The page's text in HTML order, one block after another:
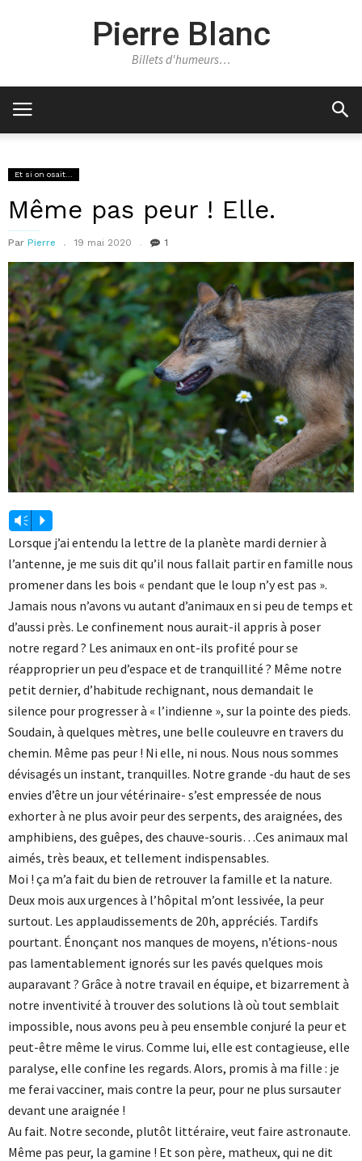
Pierre Blanc
Billets d'humeurs…
Et si on osait...
Même pas peur ! Elle.
Par Pierre 19 mai 2020 1
Vm P
Lorsque j’ai entendu la lettre de la planète mardi dernier à
l’antenne, je me suis dit qu’il nous fallait partir en famille nous
promener dans les bois « pendant que le loup n’y est pas ».
Jamais nous n’avons vu autant d’animaux en si peu de temps et
d’aussi près. Le confinement nous aurait-il appris à poser
notre regard ? Les animaux en ont-ils profité pour se
réapproprier un peu d’espace et de tranquillité ? Même notre
petit dernier, d’habitude rechignant, nous demandait le
silence pour progresser à « l’indienne », sur la pointe des pieds.
Soudain, à quelques mètres, une belle couleuvre en travers du
chemin. Même pas peur ! Ni elle, ni nous. Nous nous sommes
dévisagés un instant, tranquilles. Notre grande -du haut de ses
envies d’être un jour vétérinaire- s’est empressée de nous
exhorter à ne plus avoir peur des serpents, des araignées, des
amphibiens, des guêpes, des chauve-souris…Ces animaux mal
aimés, très beaux, et tellement indispensables.
Moi ! ça m’a fait du bien de retrouver la famille et la nature.
Deux mois aux urgences à l’hôpital m’ont lessivée, la peur
surtout. Les applaudissements de 20h, appréciés. Tardifs
pourtant. Énonçant nos manques de moyens, n’étions-nous
pas lamentablement ignorés sur les pavés quelques mois
auparavant ? Grâce à notre travail en équipe, et bizarrement à
notre inventivité à trouver des solutions là où tout semblait
impossible, nous avons peu à peu ensemble conjuré la peur et
peut-être même le virus. Comme lui, elle est contagieuse, elle
paralyse, elle confine les regards. Alors, promis à ma fille : je
me ferai vacciner, mais contre la peur, pour ne plus sursauter
devant une araignée !
Au fait. Notre seconde, plutôt littéraire, veut faire astronaute.
Même pas peur, la gamine ! Et son père, matheux, qui ne dit